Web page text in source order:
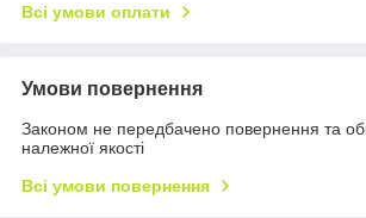
Всі умови оплати
Умови повернення
Законом не передбачено повернення та
належної якості
Всі умови повернення